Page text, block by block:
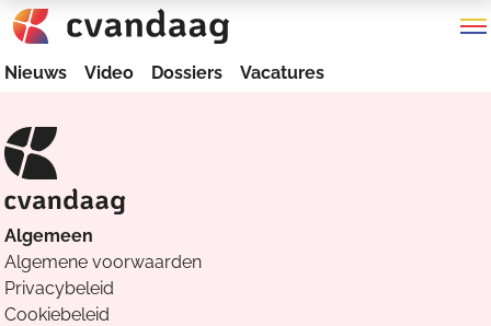
Nieuws Video Dossiers Vacatures
Algemeen
Algemene voorwaarden
Privacybeleid
Cookiebeleid